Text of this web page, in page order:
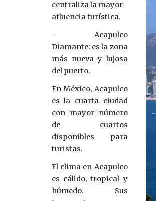
centraliza la mayor
afluencia turística.
- Acapulco
Diamante: es la zona
más nueva y lujosa
del puerto.
En México, Acapulco
es la cuarta ciudad
con mayor número
de cuartos
disponibles para
turistas.
El clima en Acapulco
es cálido, tropical y
húmedo. Sus